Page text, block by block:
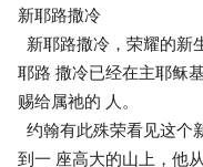
新耶路撒冷
新耶路撒冷，荣耀的新
耶路 撒冷已经在主耶稣
赐给属祂的 人。
约翰有此殊荣看见这个
到一 座高大的山上，他